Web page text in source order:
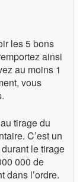
les 5 bons
ainsi
au moins 1
vous
tirage du
C’est un
le tirage
000 de
dans l’ordre.